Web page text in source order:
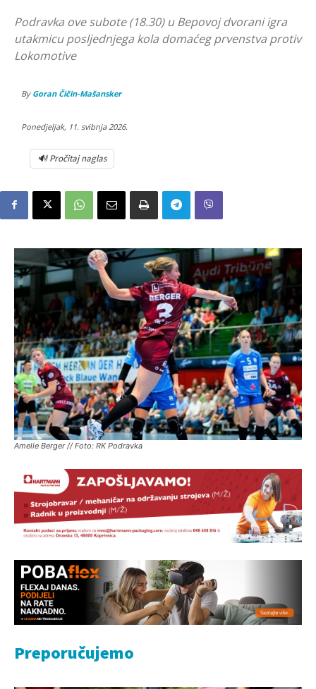
Podravka ove subote (18.30) u Bepovoj dvorani igra
utakmicu posljednjega kola domaćeg prvenstva protiv
Lokomotive
By Goran Čičin-Mašansker
Ponedjeljak, 11. svibnja 2026.
🔊 Pročitaj naglas
Amelie Berger // Foto: RK Podravka
Preporučujemo